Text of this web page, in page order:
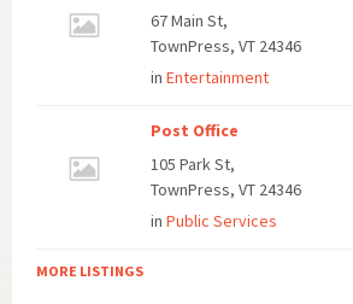
67 Main St,
TownPress, VT 24346
in Entertainment
Post Office
105 Park St,
TownPress, VT 24346
in Public Services
MORE LISTINGS